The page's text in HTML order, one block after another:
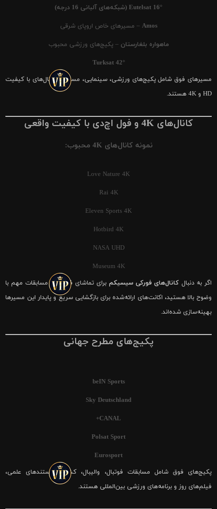
Eutelsat 16° (شبکه‌های آلبانی 16 درجه)
Amos – مسیرهای خاص اروپای شرقی
ماهواره بلغارستان – پکیج‌های ورزشی محبوب
Turksat 42°
مسیرهای فوق شامل پکیج‌های ورزشی، سینمایی، مستند و کانال‌های با کیفیت
HD و 4K هستند.
کانال‌های 4K و فول اچ‌دی با کیفیت واقعی
نمونه کانال‌های 4K محبوب:
Love Nature 4K
Rai 4K
Eleven Sports 4K
Hotbird 4K
NASA UHD
Museum 4K
اگر به دنبال کانال‌های فورکی سیسیکمبرای تماشای فوتبال و مسابقات مهم با
وضوح بالا هستید، اکانت‌های ارائه‌شده برای بازگشایی سریع و پایدار این مسیرها
بهینه‌سازی شده‌اند.
پکیج‌های مطرح جهانی
beIN Sports
Sky Deutschland
CANAL+
Polsat Sport
Eurosport
پکیج‌های فوق شامل مسابقات فوتبال، والیبال، کشتی، مستندهای علمی،
فیلم‌های روز و برنامه‌های ورزشی بین‌المللی هستند.